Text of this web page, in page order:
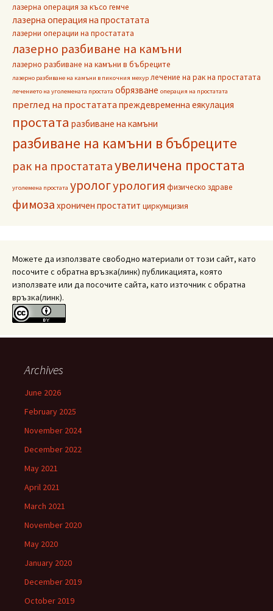
лазерна операция за късо гемче
лазерна операция на простатата
лазерни операции на простатата
лазерно разбиване на камъни
лазерно разбиване на камъни в бъбреците
лазерно разбиване на камъни в пикочния мехур лечение на рак на простатата
лечението на уголемената простата обрязване операция на простатата
преглед на простататапреждевременна еякулация
простата разбиване на камъни
разбиване на камъни в бъбреците
рак на простататаувеличена простата
уголемена простата урологурология физическо здраве
фимоза хроничен простатит циркумцизия
Можете да използвате свободно материали от този сайт, като
посочите с обратна връзка(линк) публикацията, която
използвате или да посочите сайта, като източник с обратна
връзка(линк).
Archives
June 2026
February 2025
November 2024
December 2022
May 2021
April 2021
March 2021
November 2020
May 2020
January 2020
December 2019
October 2019